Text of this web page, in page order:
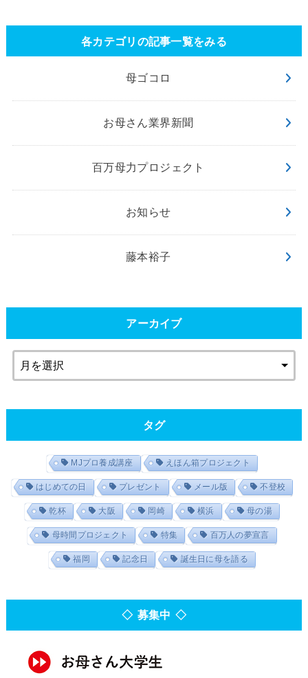
各カテゴリの記事一覧をみる
母ゴコロ
お母さん業界新聞
百万母力プロジェクト
お知らせ
藤本裕子
アーカイブ
タグ
MJプロ養成講座 えほん箱プロジェクト
はじめての日 プレゼント メール版 不登校
乾杯 大阪 岡崎 横浜 母の湯
母時間プロジェクト 特集 百万人の夢宣言
福岡 記念日 誕生日に母を語る
◇ 募集中 ◇